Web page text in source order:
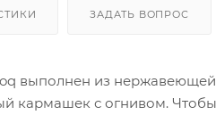
ЗАДАТЬ ВОПРОС
выполнен из
кармашек с огнивом.